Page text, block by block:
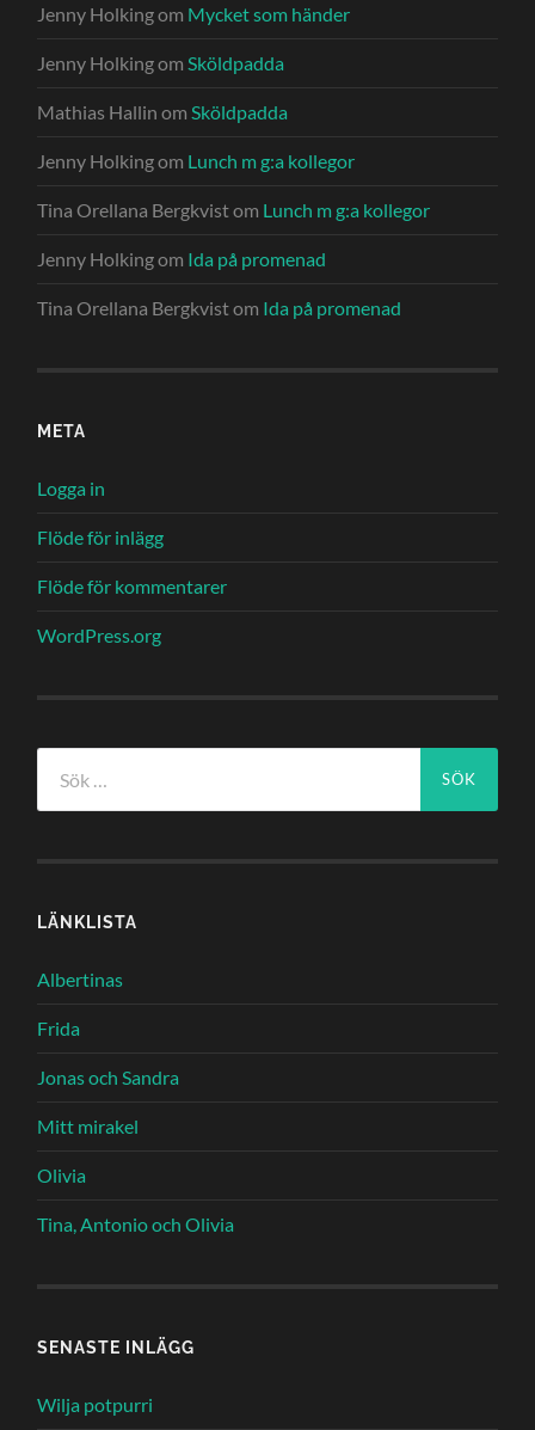
Jenny Holkingom Mycket som händer
Jenny HolkingomSköldpadda
Mathias Hallin omSköldpadda
Jenny Holkingom Lunch m g:a kollegor
Tina Orellana Bergkvistom Lunch m g:a kollegor
Jenny Holkingom Ida på promenad
Tina Orellana Bergkvistom Ida på promenad
META
Logga in
Flöde för inlägg
Flöde för kommentarer
WordPress.org
efter:
LÄNKLISTA
Albertinas
Frida
Jonas och Sandra
Mitt mirakel
Olivia
Tina, Antonio och Olivia
SENASTE INLÄGG
Wilja potpurri